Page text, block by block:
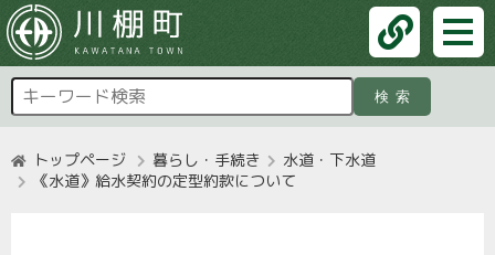
検索
トップページ 暮らし・手続き
水道・下水道
《水道》給水契約の定型約款について